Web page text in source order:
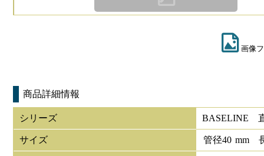
画像
商品詳細情報
シリーズ BASELINE
サイズ 管径40 mm